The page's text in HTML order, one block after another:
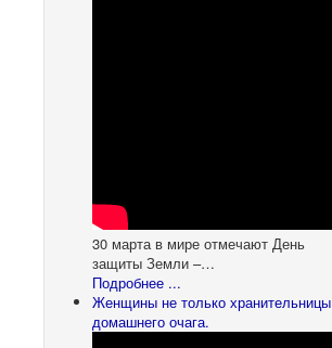
30 марта в мире отмечают День
защиты Земли –…
Подробнее ...
Женщины не только хранительницы
домашнего очага.